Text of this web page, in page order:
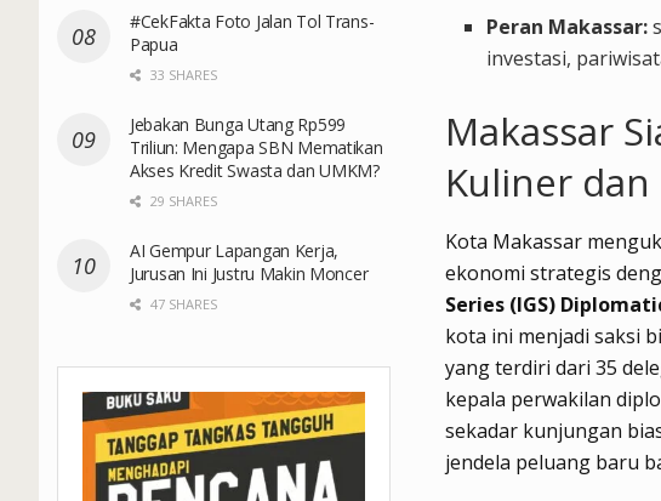
Peran Makassar:
investasi,
Makassar
Kuliner
Kota Makassar
ekonomi strategis
Series (IGS)
kota ini menjadi saksi
yang terdiri dari 35
kepala perwakilan
sekadar kunjungan
jendela peluang baru
#CekFakta Foto Jalan Tol Trans-
Papua
33 SHARES
Jebakan Bunga Utang Rp599
Triliun: Mengapa SBN Mematikan
Akses Kredit Swasta dan UMKM?
29 SHARES
AI Gempur Lapangan Kerja,
Jurusan Ini Justru Makin Moncer
47 SHARES